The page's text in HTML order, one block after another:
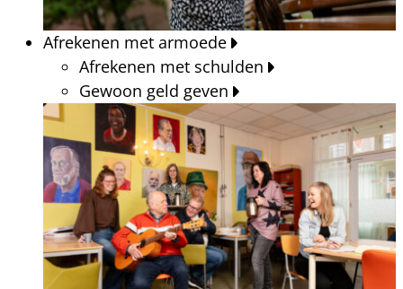
Afrekenen met armoede
Afrekenen met schulden
Gewoon geld geven